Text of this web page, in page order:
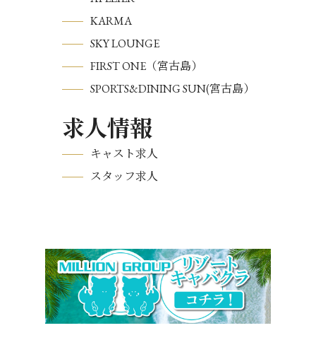
KARMA
SKY LOUNGE
FIRST ONE（宮古島）
SPORTS&DINING SUN(宮古島）
求人情報
キャスト求人
スタッフ求人